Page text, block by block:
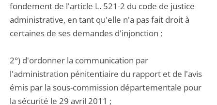
fondement de l'article L. 521-2 du code de justice
administrative, en tant qu'elle n'a pas fait droit à
certaines de ses demandes d'injonction ;
2°) d'ordonner la communication par
l'administration pénitentiaire du rapport et de l'avis
émis par la sous-commission départementale pour
la sécurité le 29 avril 2011 ;